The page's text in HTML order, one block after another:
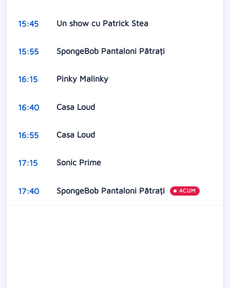
15:45 Un show cu Patrick Stea
15:55 SpongeBob Pantaloni Pătrați
16:15 Pinky Malinky
16:40 Casa Loud
16:55 Casa Loud
17:15 Sonic Prime
17:40 SpongeBob Pantaloni Pătrați ACUM